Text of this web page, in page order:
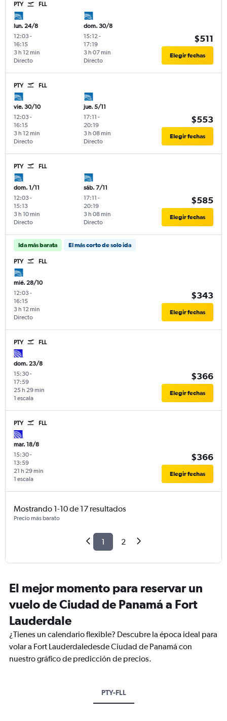
PTY FLL
lun. 24/8
12:03-
16:15
Directo
3 h 12 min
dom. 30/8
15:12 -
17:19
Directo
3 h 07 min
$511
Elegir fechas
PTY FLL
vie. 30/10
12:03-
16:15
Directo
3 h 12 min
jue. 5/11
17:11 -
20:19
Directo
3 h 08 min
$553
Elegir fechas
PTY FLL
dom. 1/11
12:03-
15:13
Directo
3 h 10 min
sáb. 7/11
17:11 -
20:19
Directo
3 h 08 min
$585
Elegir fechas
Ida más barata El más corto de solo ida
PTY FLL
mié. 28/10
12:03-
16:15
Directo
3 h 12 min
$343
Elegir fechas
PTY FLL
dom. 23/8
15:30-
17:59
1 escala
25 h 29 min
$366
Elegir fechas
PTY FLL
mar. 18/8
15:30-
13:59
1 escala
21 h 29 min
$366
Elegir fechas
Mostrando 1-10 de 17 resultados
Precio más barato
1 2
El mejor momento para reservar un
vuelo de Ciudad de Panamá a Fort
Lauderdale
¿Tienes un calendario flexible? Descubre la época ideal para
volar a Fort Lauderdaledesde Ciudad de Panamá con
nuestro gráfico de predicción de precios.
PTY-FLL